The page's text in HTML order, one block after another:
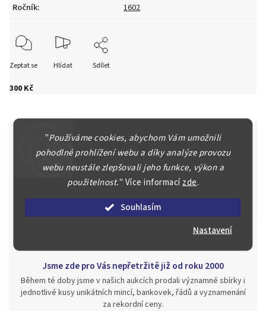
"Používáme cookies, abychom Vám umožnili
pohodlné prohlížení webu a díky analýze provozu
webu neustále zlepšovali jeho funkce, výkon a
použitelnost." Více informacízde.
Souhlasím
Nastavení
300 Kč
Ročník: 1602
Zeptat se Hlídat Sdílet
Špičkové služby za nejlepší ceny
Náš kolektiv specialistů a znalců se Vám bude plně věnovat.
aukci nebo Vám poradíme kam investovat.
Jsme zde pro Vás nepřetržitě již od roku 2000
Během té doby jsme v našich aukcích prodali významné sbírky i
jednotlivé kusy unikátních mincí, bankovek, řádů a vyznamenání
za rekordní ceny.